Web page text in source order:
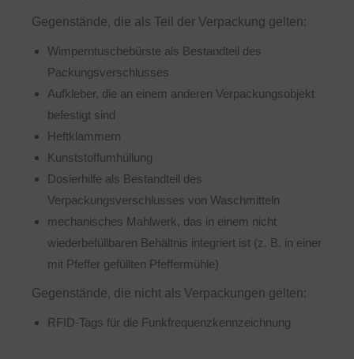
Gegenstände, die als Teil der Verpackung gelten:
Wimperntuschebürste als Bestandteil des
Packungsverschlusses
Aufkleber, die an einem anderen Verpackungsobjekt
befestigt sind
Heftklammern
Kunststoffumhüllung
Dosierhilfe als Bestandteil des
Verpackungsverschlusses von Waschmitteln
mechanisches Mahlwerk, das in einem nicht
wiederbefüllbaren Behältnis integriert ist (z. B. in einer
mit Pfeffer gefüllten Pfeffermühle)
Gegenstände, die nicht als Verpackungen gelten:
RFID-Tags für die Funkfrequenzkennzeichnung